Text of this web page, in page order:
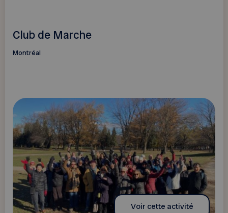
Club de Marche
Montréal
Voir cette activité